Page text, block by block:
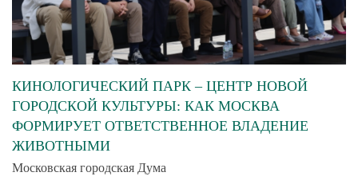
КИНОЛОГИЧЕСКИЙ ПАРК – ЦЕНТР НОВОЙ
ГОРОДСКОЙ КУЛЬТУРЫ: КАК МОСКВА
ФОРМИРУЕТ ОТВЕТСТВЕННОЕ ВЛАДЕНИЕ
ЖИВОТНЫМИ
Московская городская Дума